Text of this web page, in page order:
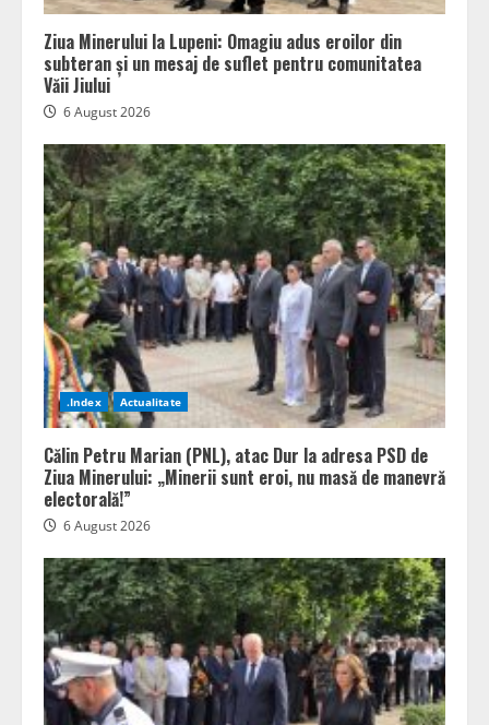
Ziua Minerului la Lupeni: Omagiu adus eroilor din
subteran și un mesaj de suflet pentru comunitatea
Văii Jiului
6 August 2026
.Index Actualitate
Călin Petru Marian (PNL), atac Dur la adresa PSD de
Ziua Minerului: „Minerii sunt eroi, nu masă de manevră
electorală!”
6 August 2026